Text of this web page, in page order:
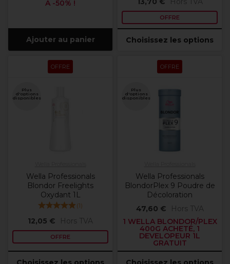
À -50% !
Ajouter au panier
OFFRE
Choisissez les options
OFFRE
Plus
d'options
disponibles
Wella Professionals
Blondor Freelights
Oxydant 1L
(1)
12,05 € Hors TVA
OFFRE
OFFRE
Plus
d'options
disponibles
Wella Professionals
BlondorPlex 9 Poudre de
Décoloration
47,60 €
Hors TVA
1 WELLA BLONDOR/PLEX
400G ACHETÉ, 1
DEVELOPEUR 1L
GRATUIT